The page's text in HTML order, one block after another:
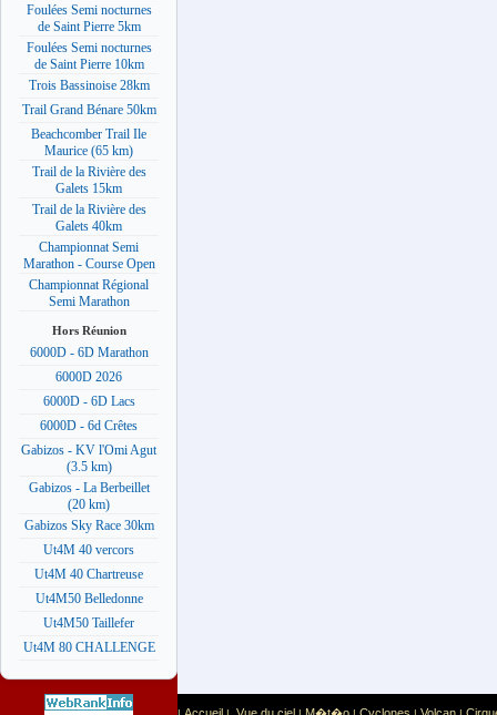
Foulées Semi nocturnes
de Saint Pierre 5km
Foulées Semi nocturnes
de Saint Pierre 10km
Trois Bassinoise 28km
Trail Grand Bénare 50km
Beachcomber Trail Ile
Maurice (65 km)
Trail de la Rivière des
Galets 15km
Trail de la Rivière des
Galets 40km
Championnat Semi
Marathon - Course Open
Championnat Régional
Semi Marathon
Hors Réunion
6000D - 6D Marathon
6000D 2026
6000D - 6D Lacs
6000D - 6d Crêtes
Gabizos - KV l'Omi Agut
(3.5 km)
Gabizos - La Berbeillet
(20 km)
Gabizos Sky Race 30km
Ut4M 40 vercors
Ut4M 40 Chartreuse
Ut4M50 Belledonne
Ut4M50 Taillefer
Ut4M 80 CHALLENGE